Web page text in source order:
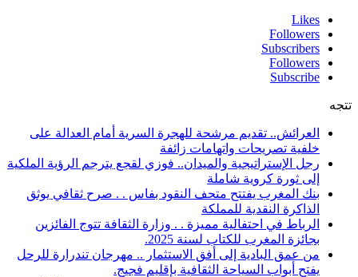
Likes
Followers
Subscribers
Followers
Subscribe
تتجه
العرائش.. تقديم مرشحة للهجرة السرية أمام العدالة على
خلفية تصريحات واتهامات زائفة
رجل الإستراتيجية والميدان.. فوزي لقجع يترجم الرؤية الملكية
إلى ثورة كروية شاملة
بنك المغرب يفتتح متحف النقود بفاس . . صرح ثقافي يوثق
الذاكرة النقدية للمملكة
الرباط في احتفالية مميزة . . وزارة الثقافة تتوج الفائزين
بجائزة المغرب للكتاب لسنة 2025.
من عمق البادية إلى أفق الاستثمار .. مهرجان تندرارة للرحل
يفتح أبواب السياحة الثقافية بإقليم فجيج.